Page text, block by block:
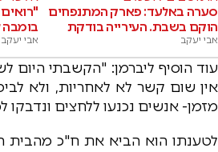
סערה באלעד: פארק המתנפחים
הוקם בשבת. העירייה בודקת
אבי יעקב
בומבה
אבי יעקב
עוד הוסיף ליברמן: "הקשבתי היום
אין שום קשר לא לאחריות, ולא
מזמן- אנשים נכנעו ללחצים ונדבקו
לטענתו הוא הביא את ח"כ מהבית